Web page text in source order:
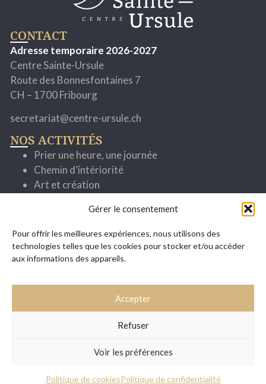
Gérer le consentement
Pour offrir les meilleures expériences, nous utilisons des
technologies telles que les cookies pour stocker et/ou accéder
aux informations des appareils.
Accepter
Refuser
Voir les préférences
Politique de cookiesPolitique de confidentialité
CONTACT
Adresse temporaire 2026-2027
Centre Sainte-Ursule
Route des Bonnesfontaines 7
CH – 1700 Fribourg
secretariat@centre-ursule.ch
NOS ACTIVITÉS
Prier une heure, une journée
Chemin d’intériorité
Art et création
Spiritualité ignatienne
Se former pour mieux servir
Evénements
SITUATION / ACCÈS